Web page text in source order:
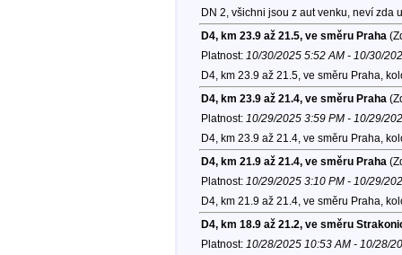
DN 2, všichni jsou z aut venku, neví zda
D4, km 23.9 až 21.5, ve směru Praha
Platnost: 10/30/2025 5:52 AM - 10/30/
D4, km 23.9 až 21.5, ve směru Praha,
D4, km 23.9 až 21.4, ve směru Praha
Platnost: 10/29/2025 3:59 PM - 10/29/
D4, km 23.9 až 21.4, ve směru Praha,
D4, km 21.9 až 21.4, ve směru Praha
Platnost: 10/29/2025 3:10 PM - 10/29/
D4, km 21.9 až 21.4, ve směru Praha,
D4, km 18.9 až 21.2, ve směru
Platnost: 10/28/2025 10:53 AM - 10/28/